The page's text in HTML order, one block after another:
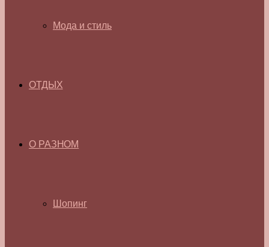
Мода и стиль
ОТДЫХ
О РАЗНОМ
Шопинг